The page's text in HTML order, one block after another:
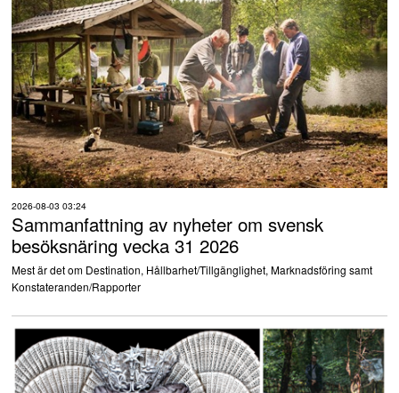
2026-08-03 03:24
Sammanfattning av nyheter om svensk
besöksnäring vecka 31 2026
Mest är det om Destination, Hållbarhet/Tillgänglighet, Marknadsföring samt
Konstateranden/Rapporter